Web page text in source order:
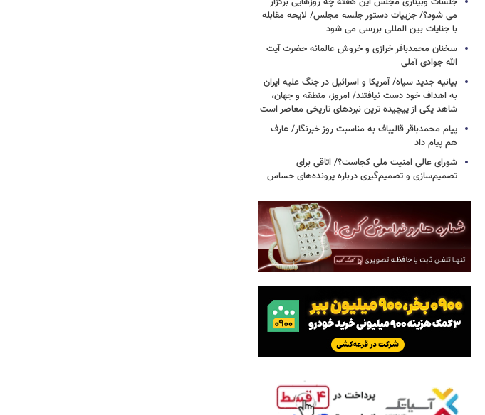
می شود؟/ جزییات دستور جلسه مجلس/ لایحه مقابله
با جنایات بین المللی بررسی می شود
سخنان محمدباقر خرازی و خروش عالمانه حضرت آیت
الله جوادی آملی
بیانیه جدید سپاه/ آمریکا و اسرائیل در جنگ علیه ایران
به اهداف خود دست نیافتند/ امروز، منطقه و جهان،
شاهد یکی از پیچیده ترین نبردهای تاریخی معاصر است
پیام محمدباقر قالیباف به مناسبت روز خبرنگار/ عارف
هم پیام داد
شورای عالی امنیت ملی کجاست؟/ اتاقی برای
تصمیم‌سازی و تصمیم‌گیری درباره پرونده‌های حساس